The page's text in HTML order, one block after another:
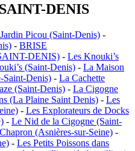
DENIS
Jardin Picou (Saint-Denis) -
- BRISE
DENIS) - Les Knouki’s
(Saint-Denis) - La Maison
Saint-Denis) - La Cachette
(Saint-Denis) - La Cigogne
(La Plaine Saint Denis) - Les
- Les Explorateurs de Docks
- Le Nid de la Cigogne (Saint-
(Asnières-sur-Seine) -
- Les Petits Poissons dans